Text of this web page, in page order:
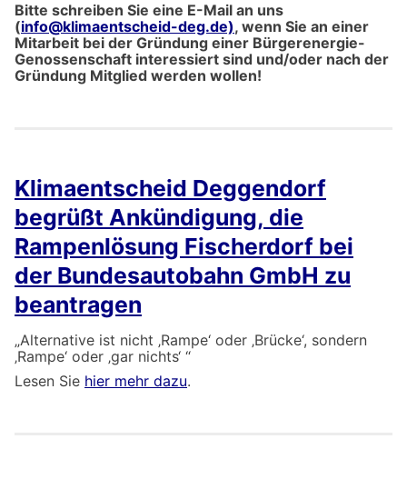
Bitte schreiben Sie eine E-Mail an uns
(info@klimaentscheid-deg.de), wenn Sie an einer
Mitarbeit bei der Gründung einer Bürgerenergie-
Genossenschaft interessiert sind und/oder nach der
Gründung Mitglied werden wollen!
Klimaentscheid Deggendorf
begrüßt Ankündigung, die
Rampenlösung Fischerdorf bei
der Bundesautobahn GmbH zu
beantragen
„Alternative ist nicht ‚Rampe‘ oder ‚Brücke‘, sondern
‚Rampe‘ oder ‚gar nichts‘ “
Lesen Sie hier mehr dazu.